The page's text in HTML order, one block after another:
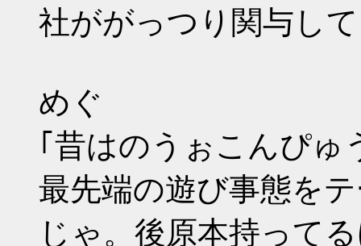
社ががっつり関与し
めぐ
｢昔はのうぉこんぴゅ
最先端の遊び事態を
じゃ。後原本持って